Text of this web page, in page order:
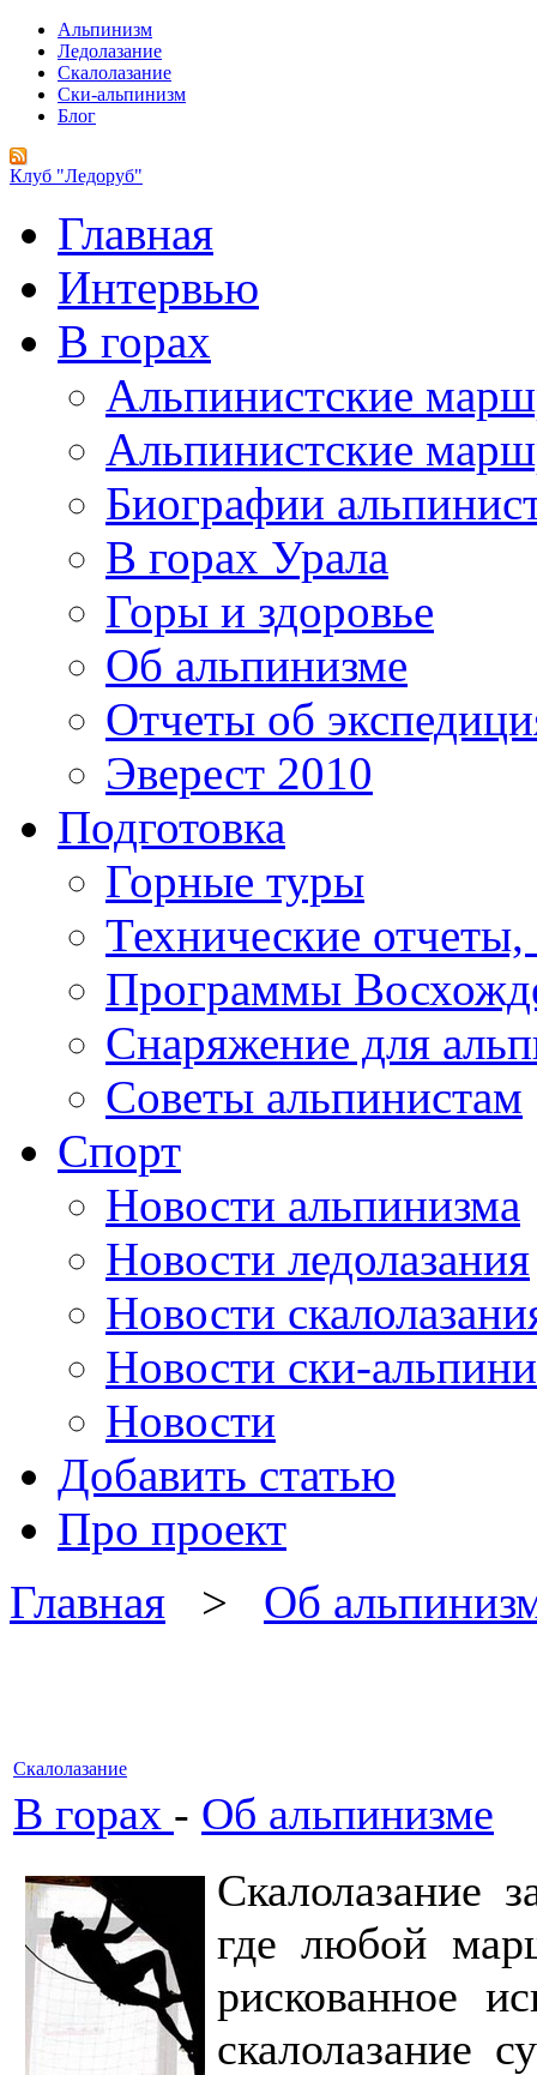
Альпинизм
Ледолазание
Скалолазание
Ски-альпинизм
Блог
Клуб "Ледоруб"
Главная
Интервью
В горах
Альпинистские
Альпинистские
Биографии
В горах Урала
Горы и здоровье
Об альпинизме
Отчеты об
Эверест 2010
Подготовка
Горные туры
Технические
Программы
Снаряжение для
Советы альпинистам
Спорт
Новости альпинизма
Новости ледолазания
Новости
Новости ски-
Новости
Добавить статью
Про проект
Главная > Об
Скалолазание
В горах - Об альпинизме
Скалолазание
где любой
рискованное
скалолазание